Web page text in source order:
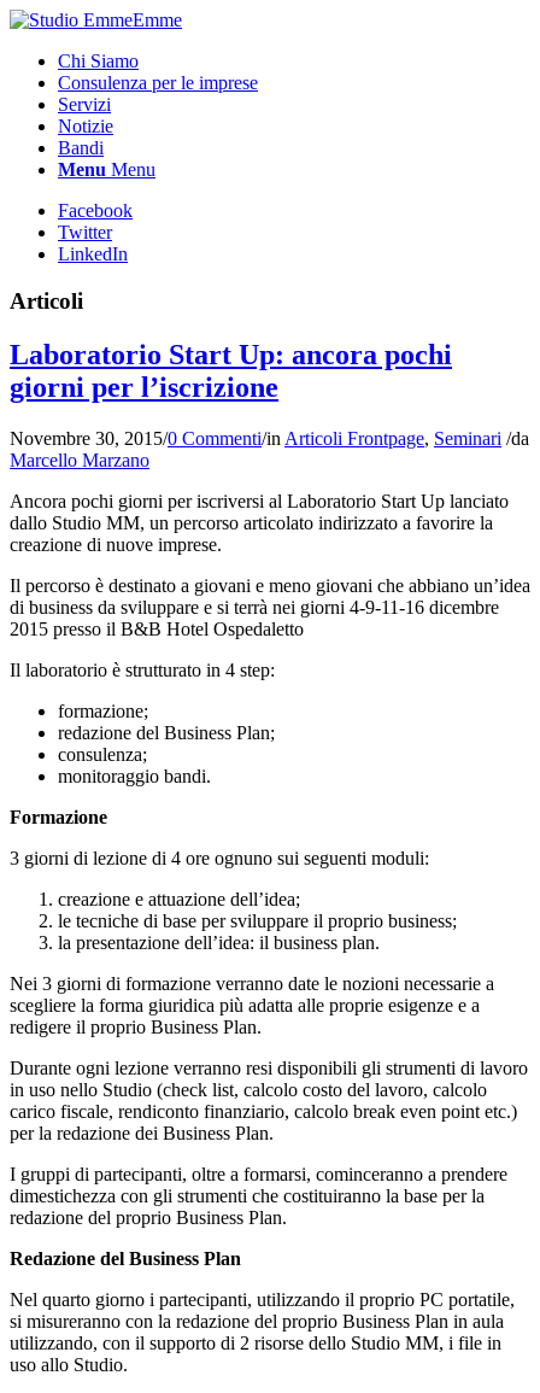
Chi Siamo
Consulenza per le imprese
Servizi
Notizie
Bandi
Menu Menu
Facebook
Twitter
LinkedIn
Articoli
Laboratorio Start Up: ancora pochi
giorni per l’iscrizione
Novembre 30, 2015/0 Commenti/in Articoli Frontpage, Seminari /da
Marcello Marzano
Ancora pochi giorni per iscriversi al Laboratorio Start Up lanciato
dallo Studio MM, un percorso articolato indirizzato a favorire la
creazione di nuove imprese.
Il percorso è destinato a giovani e meno giovani che abbiano un’idea
di business da sviluppare e si terrà nei giorni 4-9-11-16 dicembre
2015 presso il B&B Hotel Ospedaletto
Il laboratorio è strutturato in 4 step:
formazione;
redazione del Business Plan;
consulenza;
monitoraggio bandi.
Formazione
3 giorni di lezione di 4 ore ognuno sui seguenti moduli:
creazione e attuazione dell’idea;
le tecniche di base per sviluppare il proprio business;
la presentazione dell’idea: il business plan.
Nei 3 giorni di formazione verranno date le nozioni necessarie a
scegliere la forma giuridica più adatta alle proprie esigenze e a
redigere il proprio Business Plan.
Durante ogni lezione verranno resi disponibili gli strumenti di lavoro
in uso nello Studio (check list, calcolo costo del lavoro, calcolo
carico fiscale, rendiconto finanziario, calcolo break even point etc.)
per la redazione dei Business Plan.
I gruppi di partecipanti, oltre a formarsi, cominceranno a prendere
dimestichezza con gli strumenti che costituiranno la base per la
redazione del proprio Business Plan.
Redazione del Business Plan
Nel quarto giorno i partecipanti, utilizzando il proprio PC portatile,
si misureranno con la redazione del proprio Business Plan in aula
utilizzando, con il supporto di 2 risorse dello Studio MM, i file in
uso allo Studio.